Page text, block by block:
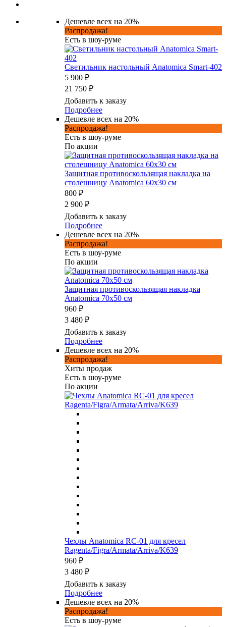
Дешевле всех на 20%
Распродажа!
Есть в шоу-руме
Светильник настольный Anatomica Smart-402
5 900 ₽
21 750 ₽
Добавить к заказу
Подробнее
Дешевле всех на 20%
Распродажа!
Есть в шоу-руме
По акции
Защитная противоскользящая накладка на
столешницу Anatomica 60x30 см
800 ₽
2 900 ₽
Добавить к заказу
Подробнее
Дешевле всех на 20%
Распродажа!
Есть в шоу-руме
По акции
Защитная противоскользящая накладка
Anatomica 70х50 см
960 ₽
3 480 ₽
Добавить к заказу
Подробнее
Дешевле всех на 20%
Распродажа!
Хиты продаж
Есть в шоу-руме
По акции
Чехлы Anatomica RC-01 для кресел
Ragenta/Figra/Armata/Arriva/K639
960 ₽
3 480 ₽
Добавить к заказу
Подробнее
Дешевле всех на 20%
Распродажа!
Есть в шоу-руме